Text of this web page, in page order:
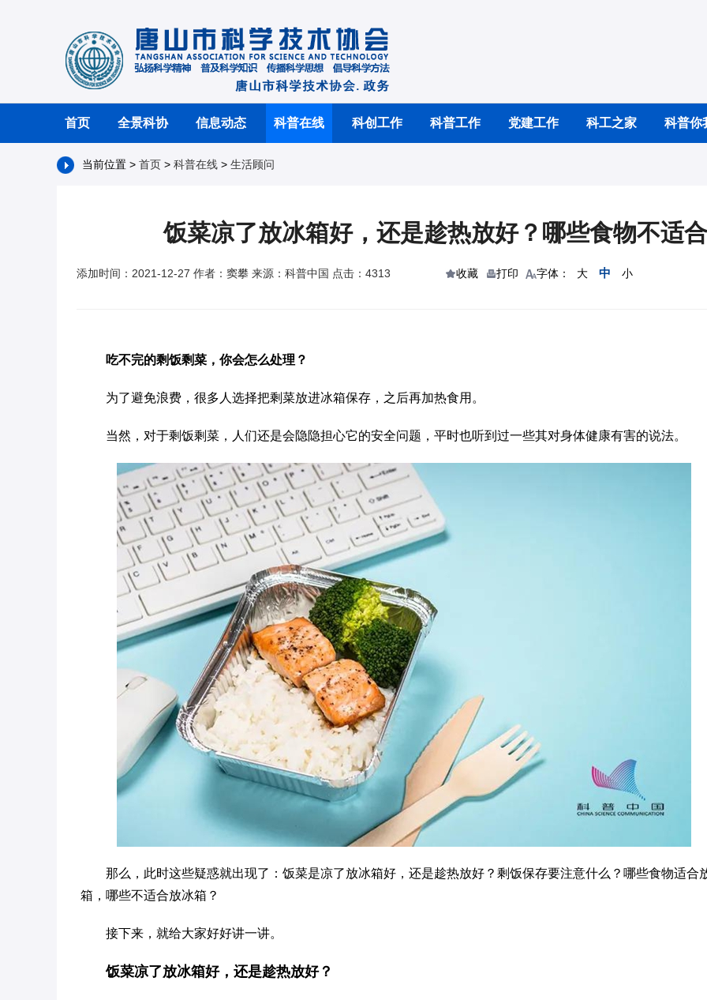
首页 全景科协 信息动态 科普在线 科创工作 科普工作 党建工作 科工之家 科普你
当前位置 > 首页 > 科普在线 > 生活顾问
饭菜凉了放冰箱好，还是趁热放好？哪些食物不适
添加时间：2021-12-27 作者：窦攀 来源：科普中国 点击：4313 收藏 打印 字体： 大 中 小
吃不完的剩饭剩菜，你会怎么处理？
为了避免浪费，很多人选择把剩菜放进冰箱保存，之后再加热食用。
当然，对于剩饭剩菜，人们还是会隐隐担心它的安全问题，平时也听到过一些其对身体健康有害的说法。
那么，此时这些疑惑就出现了：饭菜是凉了放冰箱好，还是趁热放好？剩饭保存要注意什么？哪些食物适合
箱，哪些不适合放冰箱？
接下来，就给大家好好讲一讲。
饭菜凉了放冰箱好，还是趁热放好？